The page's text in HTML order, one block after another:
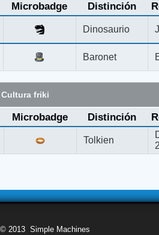
Microbadge Distinción
Dinosaurio
Baronet
friki
Microbadge Distinción
Tolkien
2013 Simple Machines